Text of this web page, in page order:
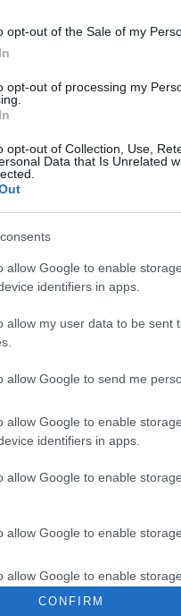
opt-out of the Sale of my
opt-out of processing my
opt-out of Collection, Use,
Data that Is Unrelated
allow Google to enable
identifiers in apps.
allow my user data to be sent
allow Google to send me
allow Google to enable
identifiers in apps.
allow Google to enable
allow Google to enable
allow Google to enable
functionality and fraud
CONFIRM
amerikai rapper,
ördögnek is. Egy
az ördög, ezért
a legjobb bulik?
legyen a Google-
#RTL KLUB # LAKATOS